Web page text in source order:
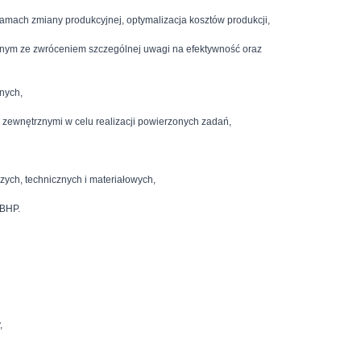
zmiany produkcyjnej, optymalizacja kosztów produkcji,
ze zwróceniem szczególnej uwagi na efektywność oraz
zewnętrznymi w celu realizacji powierzonych zadań,
technicznych i materiałowych,